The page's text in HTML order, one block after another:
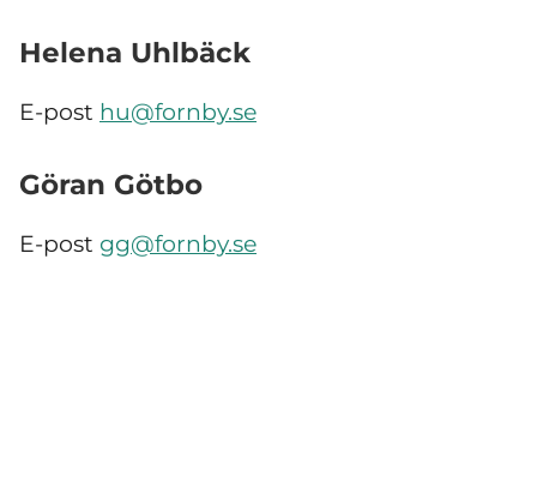
Helena Uhlbäck
E-post hu@fornby.se
Göran Götbo
E-post gg@fornby.se